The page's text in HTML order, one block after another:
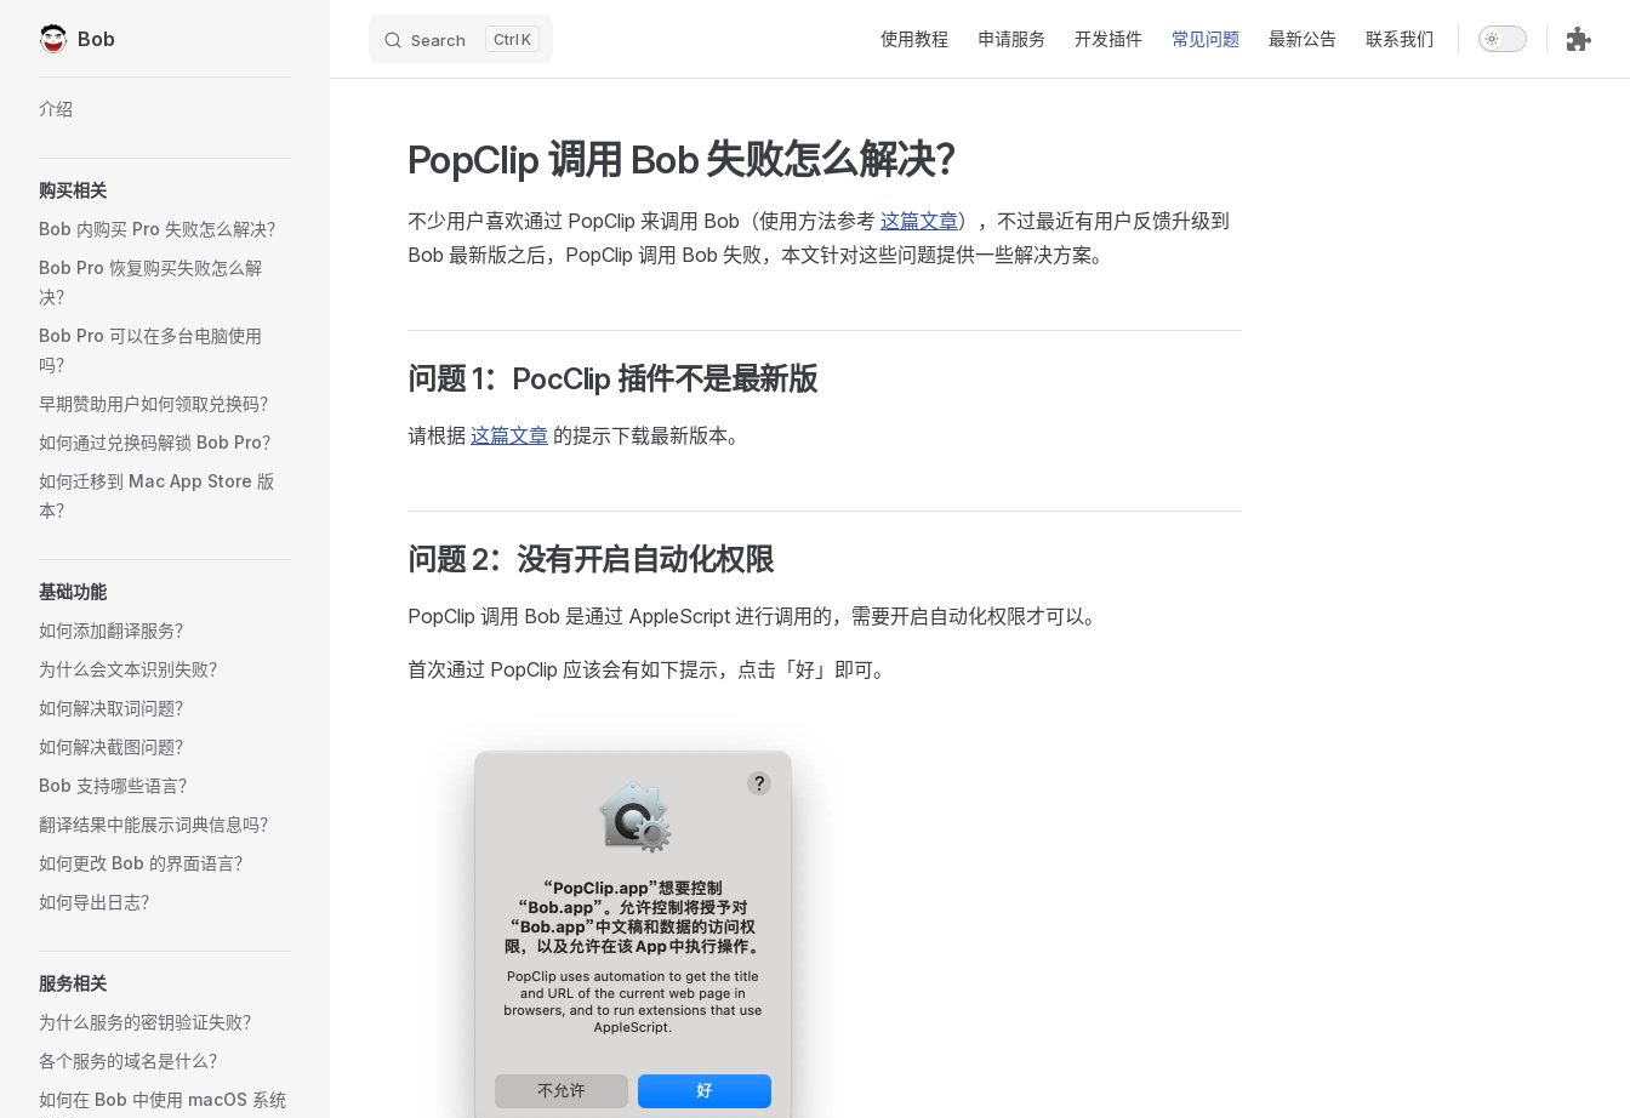
Skip to content
Bob Search K 使用教程 申请服务 开发插件 常见问题 最新公告 联系我们
介绍
购买相关
Bob 内购买 Pro 失败怎么解决？
Bob Pro 恢复购买失败怎么解
决？
Bob Pro 可以在多台电脑使用
吗？
早期赞助用户如何领取兑换码？
如何通过兑换码解锁 Bob Pro？
如何迁移到 Mac App Store 版
本？
基础功能
如何添加翻译服务？
为什么会文本识别失败？
如何解决取词问题？
如何解决截图问题？
Bob 支持哪些语言？
翻译结果中能展示词典信息吗？
如何更改 Bob 的界面语言？
如何导出日志？
服务相关
为什么服务的密钥验证失败？
各个服务的域名是什么？
如何在 Bob 中使用 macOS 系统
PopClip 调用 Bob 失败怎么解决？
不少用户喜欢通过 PopClip 来调用 Bob（使用方法参考 这篇文章），不过最近有用户反馈升级到
Bob 最新版之后，PopClip 调用 Bob 失败，本文针对这些问题提供一些解决方案。
问题 1：PocClip 插件不是最新版
请根据 这篇文章 的提示下载最新版本。
问题 2：没有开启自动化权限
PopClip 调用 Bob 是通过 AppleScript 进行调用的，需要开启自动化权限才可以。
首次通过 PopClip 应该会有如下提示，点击「好」即可。